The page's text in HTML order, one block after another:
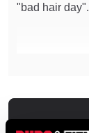
"bad hair day".